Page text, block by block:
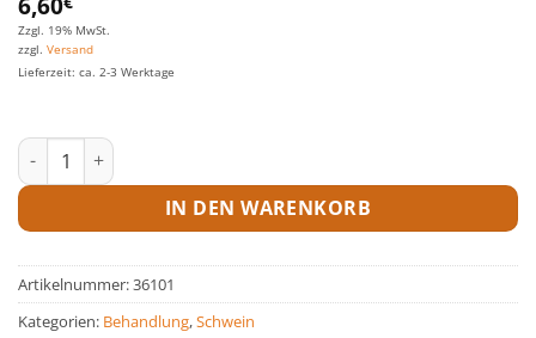
Zzgl. 19% MwSt.
zzgl. Versand
Lieferzeit: ca. 2-3 Werktage
Nadeln HSW Premium LuerLock Menge
IN DEN WARENKORB
Artikelnummer:36101
Kategorien: Behandlung,Schwein